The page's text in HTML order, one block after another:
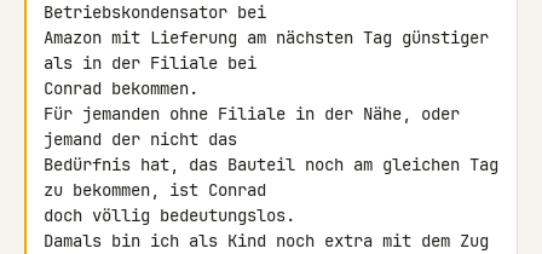
Betriebskondensator bei
Amazon mit Lieferung am nächsten Tag günstiger
als in der Filiale bei
Conrad bekommen.
Für jemanden ohne Filiale in der Nähe, oder
jemand der nicht das
Bedürfnis hat, das Bauteil noch am gleichen Tag
zu bekommen, ist Conrad
doch völlig bedeutungslos.
Damals bin ich als Kind noch extra mit dem Zug